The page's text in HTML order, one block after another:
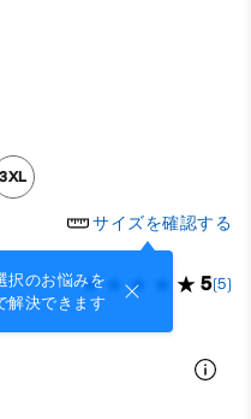
3XL
サイズを確認する
択のお悩みを
解決できます
5(5)